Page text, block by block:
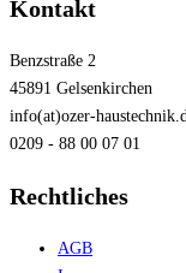
Kontakt
Benzstraße 2
45891 Gelsenkirchen
info(at)ozer-
0209 - 88 00 07 01
Rechtliches
AGB